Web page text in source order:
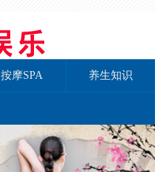
按摩SPA 养生知识